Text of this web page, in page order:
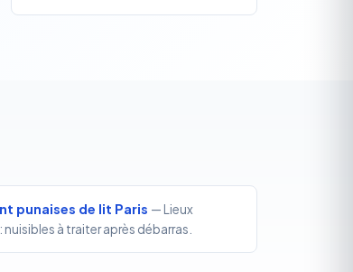
punaises de lit Paris — Lieux
nuisibles à traiter après débarras.